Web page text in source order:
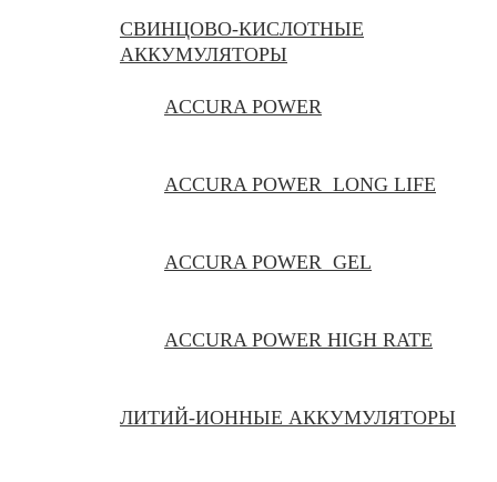
CВИНЦОВО-КИСЛОТНЫЕ
АККУМУЛЯТОРЫ
ACCURA POWER
ACCURA POWER LONG LIFE
ACCURA POWER GEL
ACCURA POWER HIGH RATE
ЛИТИЙ-ИОННЫЕ АККУМУЛЯТОРЫ